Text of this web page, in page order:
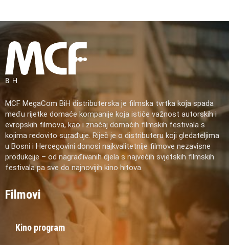
MCF MegaCom BiH distributerska je filmska tvrtka koja spada
među rijetke domaće kompanije koja ističe važnost autorskih i
evropskih filmova, kao i značaj domaćih filmskih festivala s
kojima redovito surađuje. Riječ je o distributeru koji gledateljima
u Bosni i Hercegovini donosi najkvalitetnije filmove nezavisne
produkcije – od nagrađivanih djela s najvećih svjetskih filmskih
festivala pa sve do najnovijih kino hitova.
Filmovi
Kino program